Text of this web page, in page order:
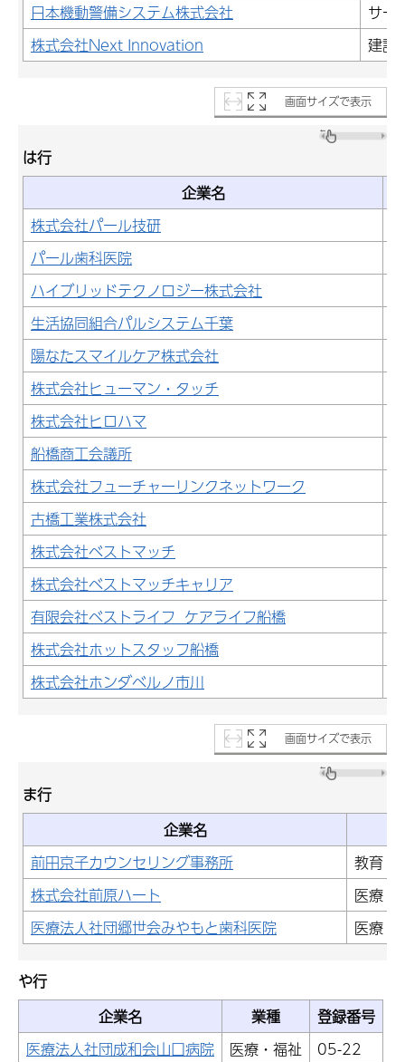
日本機動警備システム株式会社
サー
株式会社Next Innovation
建設
画面サイズで表示
は行
企業名
株式会社パール技研
パール歯科医院
ハイブリッドテクノロジー株式会社
生活協同組合パルシステム千葉
陽なたスマイルケア株式会社
株式会社ヒューマン・タッチ
株式会社ヒロハマ
船橋商工会議所
株式会社フューチャーリンクネットワーク
古橋工業株式会社
株式会社ベストマッチ
株式会社ベストマッチキャリア
有限会社ベストライフ ケアライフ船橋
株式会社ホットスタッフ船橋
株式会社ホンダベルノ市川
画面サイズで表示
ま行
企業名
前田京子カウンセリング事務所
教育・
株式会社前原ハート
医療・
医療法人社団郷世会みやもと歯科医院
医療・
や行
企業名
業種
登録番号
医療法人社団成和会山口病院
医療・福祉 05-22